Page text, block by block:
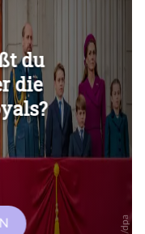
Überspringen